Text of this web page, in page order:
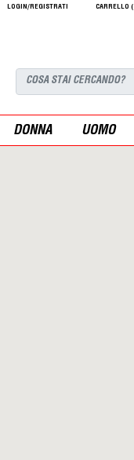
LOGIN/REGISTRATI CARRELLO (
DONNA UOMO